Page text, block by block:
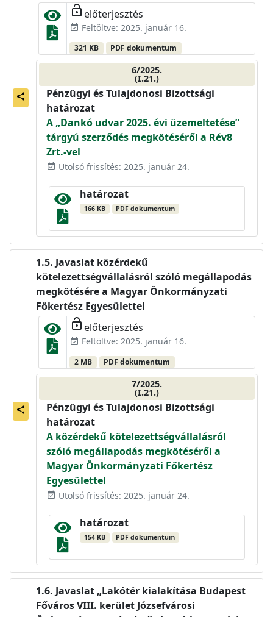
share
lock_open előterjesztés
event_available Feltöltve: 2025. január 16.
321 KB PDF dokumentum
6/2025.
(I.21.)
Pénzügyi és Tulajdonosi Bizottsági
határozat
A „Dankó udvar 2025. évi üzemeltetése”
tárgyú szerződés megkötéséről a Rév8
Zrt.-vel
event_available Utolsó frissítés: 2025. január 24.
határozat
166 KB PDF dokumentum
share
Javaslat közérdekű
kötelezettségvállalásról szóló megállapodás
megkötésére a Magyar Önkormányzati
Fökertész Egyesülettel
lock_open előterjesztés
event_available Feltöltve: 2025. január 16.
2 MB PDF dokumentum
7/2025.
(I.21.)
Pénzügyi és Tulajdonosi Bizottsági
határozat
A közérdekű kötelezettségvállalásról
szóló megállapodás megkötéséről a
Magyar Önkormányzati Főkertész
Egyesülettel
event_available Utolsó frissítés: 2025. január 24.
határozat
154 KB PDF dokumentum
Javaslat „Lakótér kialakítása Budapest
Főváros VIII. kerület Józsefvárosi